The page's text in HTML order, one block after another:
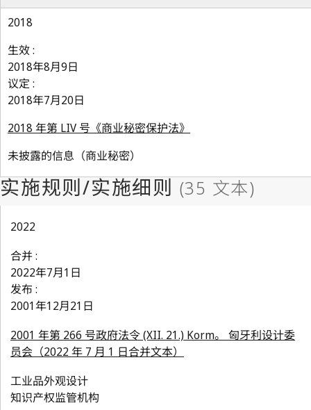
2018
生效 :
2018年8月9日
议定 :
2018年7月20日
2018 年第 LIV 号《商业秘密保护法》
未披露的信息（商业秘密）
2022
合并 :
2022年7月1日
发布 :
2001年12月21日
2001 年第 266 号政府法令 (XII. 21.) Korm。 匈牙利设计委
员会（2022 年 7 月 1 日合并文本）
工业品外观设计
知识产权监管机构